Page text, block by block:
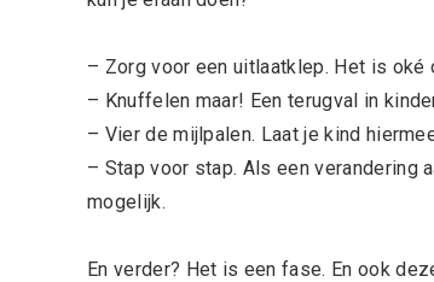
– Zorg voor een uitlaatklep. Het is oké
– Knuffelen maar! Een terugval in
– Vier de mijlpalen. Laat je kind
– Stap voor stap. Als een verandering
mogelijk.
En verder? Het is een fase. En ook